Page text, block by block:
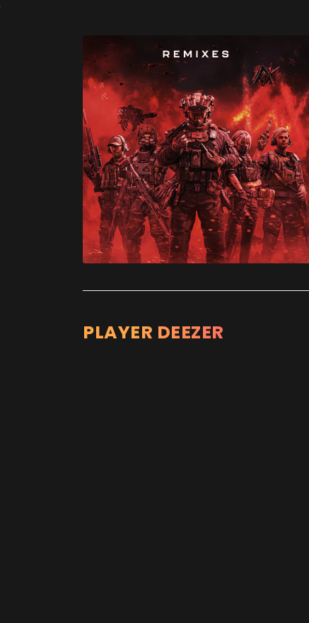
PLAYER DEEZER